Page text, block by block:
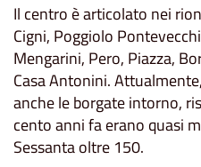
Il centro è articolato nei
Cigni, Poggiolo
Mengarini, Pero, Piazza,
Casa Antonini.
anche le borgate intorno,
cento anni fa erano quasi
Sessanta oltre 150.